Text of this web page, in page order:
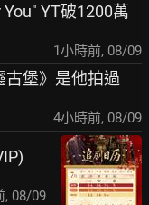
YT破1200萬
1小時前, 08/09
古堡》是他拍過
4小時前, 08/09
, 08/09